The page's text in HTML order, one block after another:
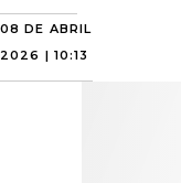
08 DE ABRIL
2026 | 10:13